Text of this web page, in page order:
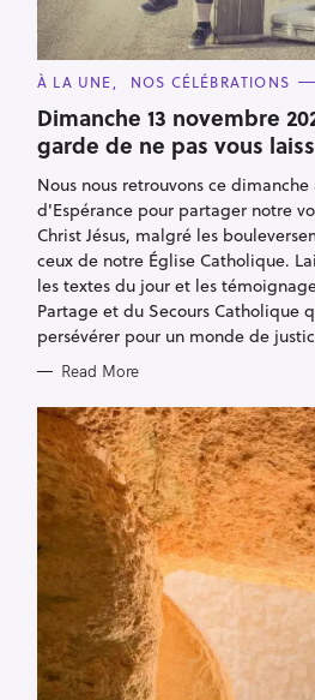
C
T
E
G
O
R
I
E
S
À LA UNE NOS CÉLÉBRATIONS
Dimanche 13 novembre
garde de ne pas vous
Nous nous retrouvons ce
d'Espérance pour partager notre
Christ Jésus, malgré les
ceux de notre Église Catholique.
les textes du jour et les
Partage et du Secours Catholique
persévérer pour un monde de
Read More